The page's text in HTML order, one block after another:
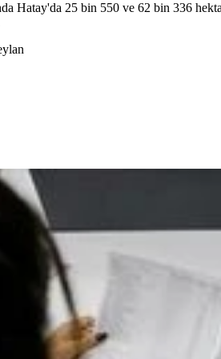
Hatay'da 25 bin 550 ve 62 bin 336